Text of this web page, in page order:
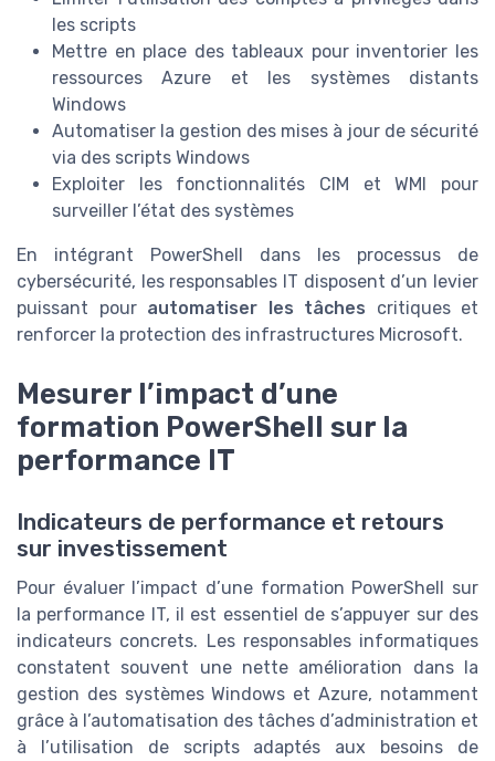
les scripts
Mettre en place des tableaux pour inventorier les
ressources Azure et les systèmes distants
Windows
Automatiser la gestion des mises à jour de sécurité
via des scripts Windows
Exploiter les fonctionnalités CIM et WMI pour
surveiller l’état des systèmes
En intégrant PowerShell dans les processus de
cybersécurité, les responsables IT disposent d’un levier
puissant pour automatiser les tâches critiques et
renforcer la protection des infrastructures Microsoft.
Mesurer l’impact d’une
formation PowerShell sur la
performance IT
Indicateurs de performance et retours
sur investissement
Pour évaluer l’impact d’une formation PowerShell sur
la performance IT, il est essentiel de s’appuyer sur des
indicateurs concrets. Les responsables informatiques
constatent souvent une nette amélioration dans la
gestion des systèmes Windows et Azure, notamment
grâce à l’automatisation des tâches d’administration et
à l’utilisation de scripts adaptés aux besoins de